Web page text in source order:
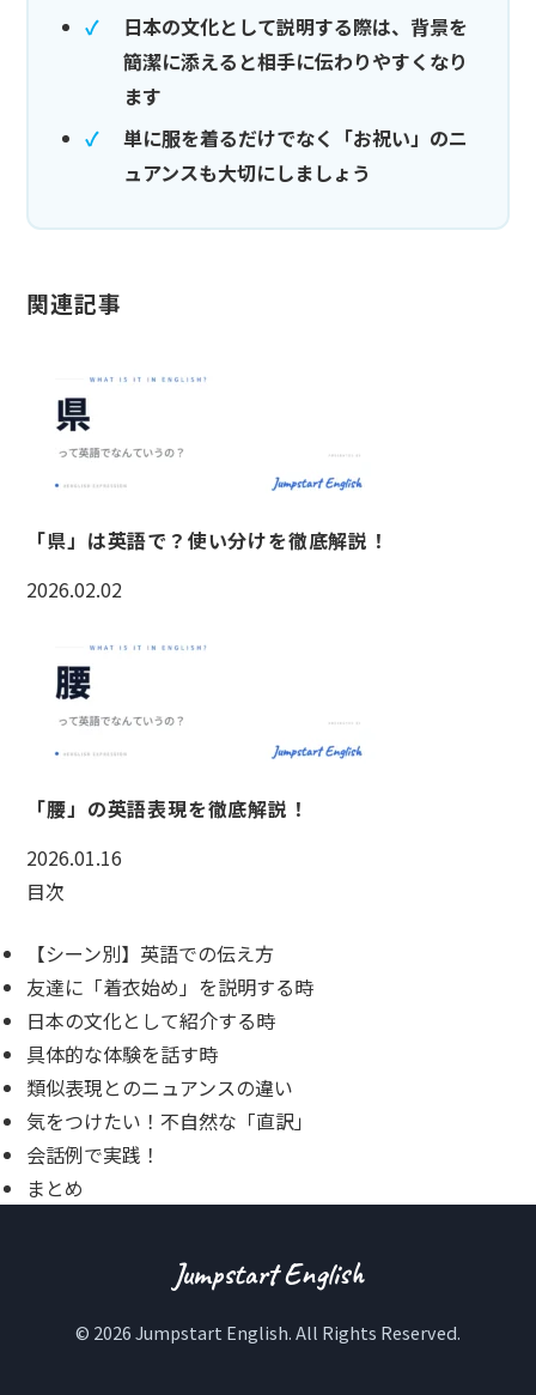
日本の文化として説明する際は、背景を
簡潔に添えると相手に伝わりやすくなり
ます
単に服を着るだけでなく「お祝い」のニ
ュアンスも大切にしましょう
関連記事
「県」は英語で？使い分けを徹底解説！
2026.02.02
「腰」の英語表現を徹底解説！
2026.01.16
目次
【シーン別】英語での伝え方
友達に「着衣始め」を説明する時
日本の文化として紹介する時
具体的な体験を話す時
類似表現とのニュアンスの違い
気をつけたい！不自然な「直訳」
会話例で実践！
まとめ
Jumpstart English
© 2026 Jumpstart English. All Rights Reserved.